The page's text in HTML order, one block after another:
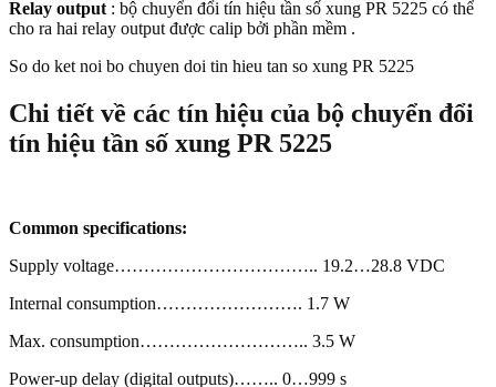
Relay output : bộ chuyển đổi tín hiệu tần số xung PR 5225 có thể
cho ra hai relay output được calip bởi phần mềm .
So do ket noi bo chuyen doi tin hieu tan so xung PR 5225
Chi tiết về các tín hiệu của bộ chuyển đổi
tín hiệu tần số xung PR 5225
Common specifications:
Supply voltage…………………………….. 19.2…28.8 VDC
Internal consumption……………………. 1.7 W
Max. consumption……………………….. 3.5 W
Power-up delay (digital outputs)…….. 0…999 s